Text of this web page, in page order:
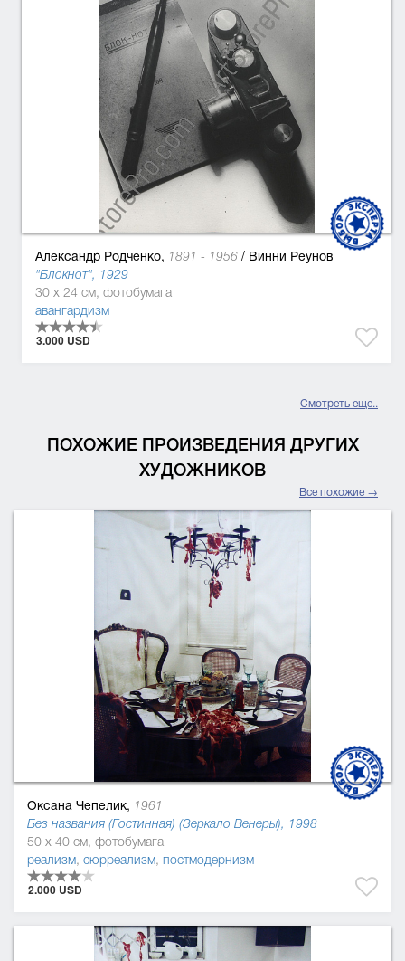
Александр Родченко, 1891 - 1956 / Винни Реунов
"Блокнот", 1929
30 x 24 см, фотобумага
авангардизм
3.000 USD
Смотреть еще..
ПОХОЖИЕ ПРОИЗВЕДЕНИЯ ДРУГИХ
ХУДОЖНИКОВ
Все похожие →
Оксана Чепелик, 1961
Без названия (Гостинная) (Зеркало Венеры), 1998
50 x 40 см, фотобумага
реализм, сюрреализм, постмодернизм
2.000 USD